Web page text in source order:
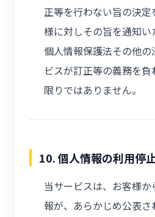
正等を行わない旨の決
様に対しその旨を通知い
個人情報保護法その他
ビスが訂正等の義務を
限りではありません。
10. 個人情報の利用停
当サービスは、お客様
報が、あらかじめ公表